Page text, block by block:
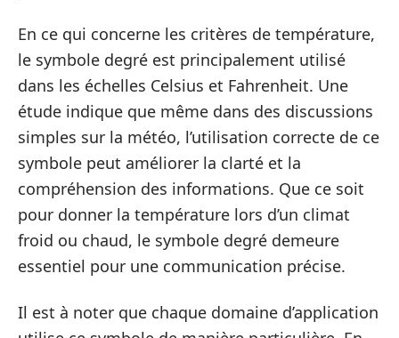
En ce qui concerne les critères de température,
le symbole degré est principalement utilisé
dans les échelles Celsius et Fahrenheit. Une
étude indique que même dans des discussions
simples sur la météo, l’utilisation correcte de ce
symbole peut améliorer la clarté et la
compréhension des informations. Que ce soit
pour donner la température lors d’un climat
froid ou chaud, le symbole degré demeure
essentiel pour une communication précise.
Il est à noter que chaque domaine d’application